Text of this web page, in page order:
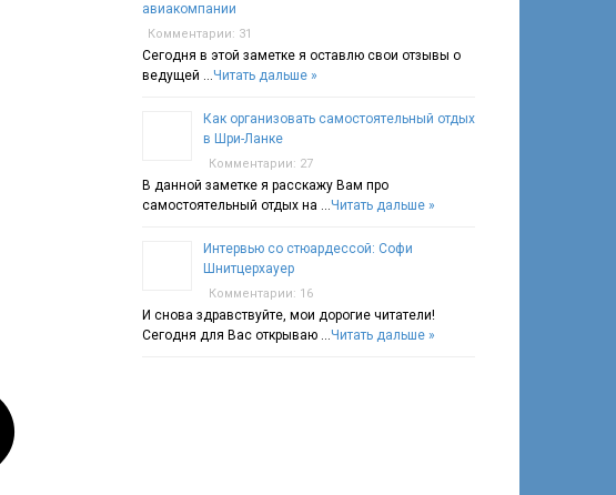
авиакомпании
Комментарии: 31
Сегодня в этой заметке я оставлю свои отзывы о
ведущей …Читать дальше »
Как организовать самостоятельный отдых
в Шри-Ланке
Комментарии: 27
В данной заметке я расскажу Вам про
самостоятельный отдых на …Читать дальше »
Интервью со стюардессой: Софи
Шнитцерхауер
Комментарии: 16
И снова здравствуйте, мои дорогие читатели!
Сегодня для Вас открываю …Читать дальше »